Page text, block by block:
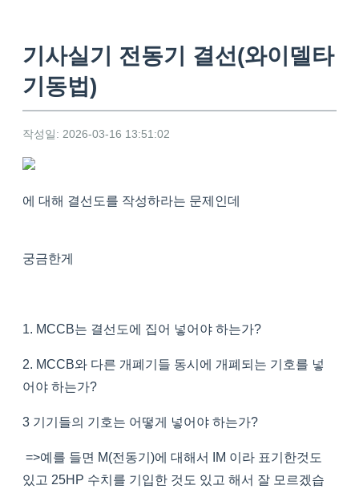
기사실기 전동기 결선(와이델타
기동법)
작성일: 2026-03-16 13:51:02
에 대해 결선도를 작성하라는 문제인데
궁금한게
1. MCCB는 결선도에 집어 넣어야 하는가?
2. MCCB와 다른 개폐기들 동시에 개폐되는 기호를 넣
어야 하는가?
3 기기들의 기호는 어떻게 넣어야 하는가?
=>예를 들면 M(전동기)에 대해서 IM 이라 표기한것도
있고 25HP 수치를 기입한 것도 있고 해서 잘 모르겠습